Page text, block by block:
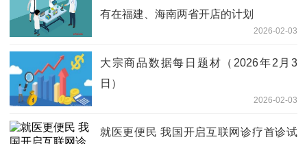
有在福建、海南两省开店的计划
2026-02-03
大宗商品数据每日题材（2026年2月3
日）​
2026-02-03
就医更便民 我国开启互联网诊疗首诊试